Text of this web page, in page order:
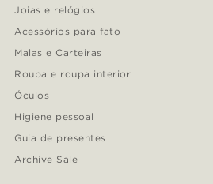
Joias e relógios
Acessórios para fato
Malas e Carteiras
Roupa e roupa interior
Óculos
Higiene pessoal
Guia de presentes
Archive Sale